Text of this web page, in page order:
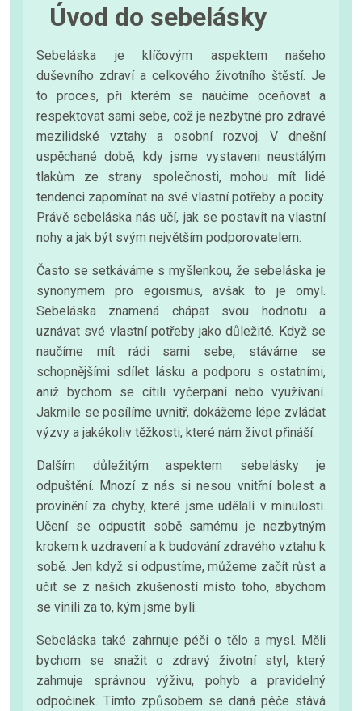
Úvod do sebelásky
Sebeláska je klíčovým aspektem našeho
duševního zdraví a celkového životního štěstí. Je
to proces, při kterém se naučíme oceňovat a
respektovat sami sebe, což je nezbytné pro zdravé
mezilidské vztahy a osobní rozvoj. V dnešní
uspěchané době, kdy jsme vystaveni neustálým
tlakům ze strany společnosti, mohou mít lidé
tendenci zapomínat na své vlastní potřeby a pocity.
Právě sebeláska nás učí, jak se postavit na vlastní
nohy a jak být svým největším podporovatelem.
Často se setkáváme s myšlenkou, že sebeláska je
synonymem pro egoismus, avšak to je omyl.
Sebeláska znamená chápat svou hodnotu a
uznávat své vlastní potřeby jako důležité. Když se
naučíme mít rádi sami sebe, stáváme se
schopnějšími sdílet lásku a podporu s ostatními,
aniž bychom se cítili vyčerpaní nebo využívaní.
Jakmile se posílíme uvnitř, dokážeme lépe zvládat
výzvy a jakékoliv těžkosti, které nám život přináší.
Dalším důležitým aspektem sebelásky je
odpuštění. Mnozí z nás si nesou vnitřní bolest a
provinění za chyby, které jsme udělali v minulosti.
Učení se odpustit sobě samému je nezbytným
krokem k uzdravení a k budování zdravého vztahu k
sobě. Jen když si odpustíme, můžeme začít růst a
učit se z našich zkušeností místo toho, abychom
se vinili za to, kým jsme byli.
Sebeláska také zahrnuje péči o tělo a mysl. Měli
bychom se snažit o zdravý životní styl, který
zahrnuje správnou výživu, pohyb a pravidelný
odpočinek. Tímto způsobem se daná péče stává